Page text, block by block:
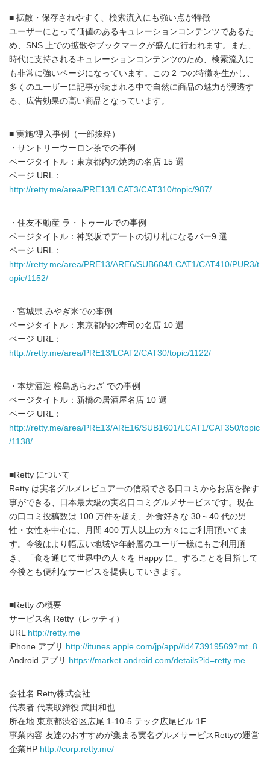
■ 拡散・保存されやすく、検索流入にも強い点が特徴
ユーザーにとって価値のあるキュレーションコンテンツであるた
め、SNS 上での拡散やブックマークが盛んに行われます。また、
時代に支持されるキュレーションコンテンツのため、検索流入に
も非常に強いページになっています。この 2 つの特徴を生かし、
多くのユーザーに記事が読まれる中で自然に商品の魅力が浸透す
る、広告効果の高い商品となっています。
■ 実施/導入事例（一部抜粋）
・サントリーウーロン茶での事例
ページタイトル：東京都内の焼肉の名店 15 選
ページ URL：
http://retty.me/area/PRE13/LCAT3/CAT310/topic/987/
・住友不動産 ラ・トゥールでの事例
ページタイトル：神楽坂でデートの切り札になるバー9 選
ページ URL：
http://retty.me/area/PRE13/ARE6/SUB604/LCAT1/CAT410/PUR3/t
opic/1152/
・宮城県 みやぎ米での事例
ページタイトル：東京都内の寿司の名店 10 選
ページ URL：
http://retty.me/area/PRE13/LCAT2/CAT30/topic/1122/
・本坊酒造 桜島あらわざ での事例
ページタイトル：新橋の居酒屋名店 10 選
ページ URL：
http://retty.me/area/PRE13/ARE16/SUB1601/LCAT1/CAT350/topic
/1138/
■Retty について
Retty は実名グルメレビュアーの信頼できる口コミからお店を探す
事ができる、日本最大級の実名口コミグルメサービスです。現在
の口コミ投稿数は 100 万件を超え、外食好きな 30～40 代の男
性・女性を中心に、月間 400 万人以上の方々にご利用頂いてま
す。今後はより幅広い地域や年齢層のユーザー様にもご利用頂
き、「食を通じて世界中の人々を Happy に」することを目指して
今後とも便利なサービスを提供していきます。
■Retty の概要
サービス名 Retty（レッティ）
URL http://retty.me
iPhone アプリ http://itunes.apple.com/jp/app//id473919569?mt=8
Android アプリ https://market.android.com/details?id=retty.me
会社名 Retty株式会社
代表者 代表取締役 武田和也
所在地 東京都渋谷区広尾 1-10-5 テック広尾ビル 1F
事業内容 友達のおすすめが集まる実名グルメサービスRettyの運営
企業HP http://corp.retty.me/